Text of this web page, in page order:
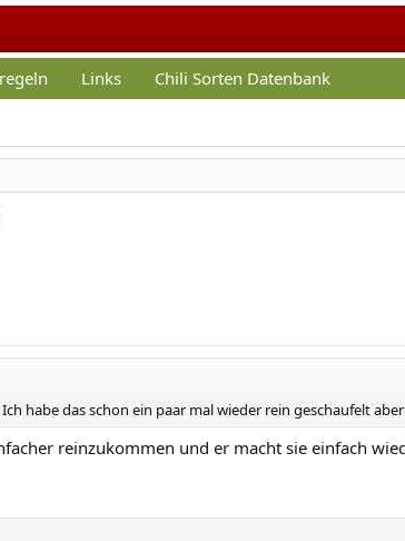
Links Chili Sorten Datenbank
Ich habe das schon ein paar mal wieder rein geschaufelt
reinzukommen und er macht sie einfach